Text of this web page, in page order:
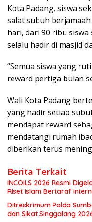
Kota Padang, siswa
salat subuh berjamaah
hari, dari 90 ribu
selalu hadir di masjid
“Semua siswa yang
reward pertiga bulan
Wali Kota Padang
yang hadir setiap
mendapat reward
mendatangi rumah
diberikan terus
Berita Terkait
INCOILS 2026 Resmi
Riset Islam Bertaraf
Ditreskrimum Polda
dan Sikat Singgalang